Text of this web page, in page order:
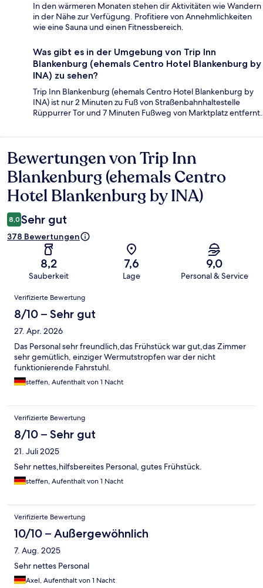
In den wärmeren Monaten stehen dir Aktivitäten wie Wandern
in der Nähe zur Verfügung. Profitiere von Annehmlichkeiten
wie eine Sauna und einen Fitnessbereich.
Was gibt es in der Umgebung von Trip Inn
Blankenburg (ehemals Centro Hotel Blankenburg by
INA) zu sehen?
Trip Inn Blankenburg (ehemals Centro Hotel Blankenburg by
INA) ist nur 2 Minuten zu Fuß von Straßenbahnhaltestelle
Rüppurrer Tor und 7 Minuten Fußweg von Marktplatz entfernt.
Bewertungen
Bewertungen von Trip Inn
Blankenburg (ehemals Centro
Hotel Blankenburg by INA)
8,0 Sehr gut
378 Bewertungen
8,2
Sauberkeit
7,6
Lage
9,0
Personal & Service
Bewertungen
Verifizierte Bewertung
8/10 – Sehr gut
27. Apr. 2026
Das Personal sehr freundlich,das Frühstück war gut,das Zimmer
sehr gemütlich, einziger Wermutstropfen war der nicht
funktionierende Fahrstuhl.
steffen, Aufenthalt von 1 Nacht
Verifizierte Bewertung
8/10 – Sehr gut
21. Juli 2025
Sehr nettes,hilfsbereites Personal, gutes Frühstück.
steffen, Aufenthalt von 1 Nacht
Verifizierte Bewertung
10/10 – Außergewöhnlich
7. Aug. 2025
Sehr nettes Personal
Axel, Aufenthalt von 1 Nacht